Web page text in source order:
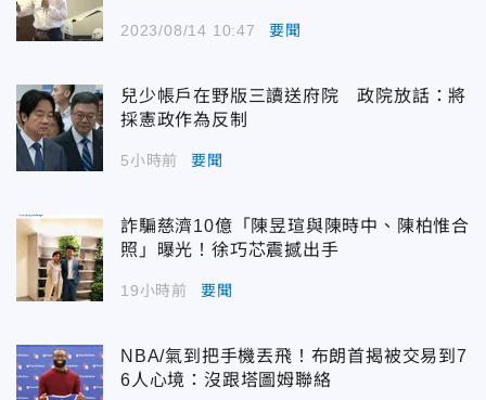
2023/08/14 10:47 要聞
兒少帳戶在野版三讀送府院 政院放話：將
採憲政作為反制
5小時前 要聞
詐騙慈濟10億「陳昱瑄與陳時中、陳柏惟合
照」曝光！徐巧芯震撼出手
19小時前 要聞
NBA/氣到把手機丟飛！布朗首揭被交易到7
6人心境：沒跟塔圖姆聯絡